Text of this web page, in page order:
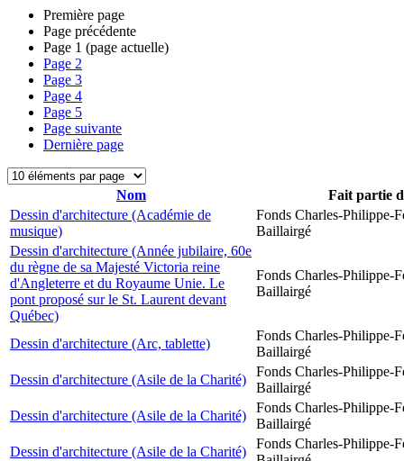
Première page
Page précédente
Page 1 (page actuelle)
Page 2
Page 3
Page 4
Page 5
Page suivante
Dernière page
Nom
Fait partie
Dessin d'architecture (Académie de
musique)
Fonds Charles-Philippe-
Baillairgé
Dessin d'architecture (Année jubilaire, 60e
du règne de sa Majesté Victoria reine
d'Angleterre et du Royaume Unie. Le
pont proposé sur le St. Laurent devant
Québec)
Fonds Charles-Philippe-
Baillairgé
Dessin d'architecture (Arc, tablette)
Fonds Charles-Philippe-
Baillairgé
Dessin d'architecture (Asile de la Charité)
Fonds Charles-Philippe-
Baillairgé
Dessin d'architecture (Asile de la Charité)
Fonds Charles-Philippe-
Baillairgé
Dessin d'architecture (Asile de la Charité)
Fonds Charles-Philippe-